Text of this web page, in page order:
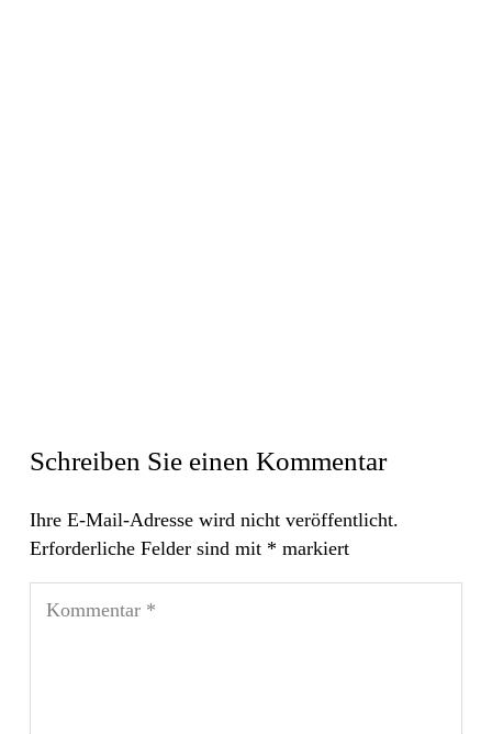
Schreiben Sie einen Kommentar
Ihre E-Mail-Adresse wird nicht veröffentlicht.
Erforderliche Felder sind mit * markiert